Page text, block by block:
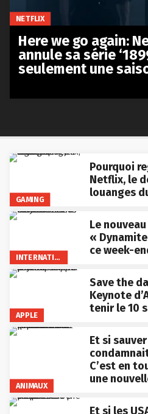
GAMING
Pourquoi
Netflix, le
louanges
INTERNATIONAL
Le
«
ce week-
APPLE
Save the
Keynote
tenir le 10
ANIMAUX
Et si
C’est en
une
Et si les
NETFLIX
Here we go again:
annule sa série
seulement une